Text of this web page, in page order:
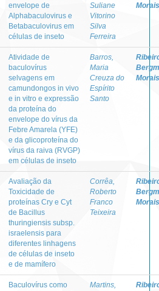
envelope de
Alphabaculovirus e
Betabaculovirus em
células de inseto
Suliane
Vitorino
Silva
Ferreira
Morais
Atividade de
baculovírus
selvagens em
camundongos in vivo
e in vitro e expressão
da proteína do
envelope do vírus da
Febre Amarela (YFE)
e da glicoproteína do
vírus da raiva (RVGP)
em células de inseto
Barros,
Maria
Creuza do
Espírito
Santo
Morais
Avaliação da
Toxicidade de
proteínas Cry e Cyt
de Bacillus
thuringiensis subsp.
israelensis para
diferentes linhagens
de células de inseto
e de mamífero
Corrêa,
Roberto
Franco
Teixeira
Morais
Baculovírus como
Martins,